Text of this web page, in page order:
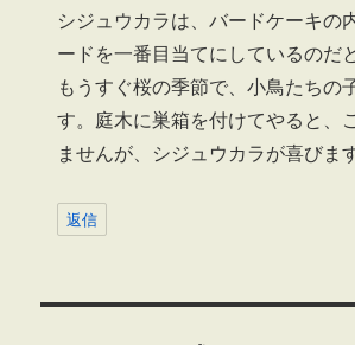
シジュウカラは、バードケーキの
ードを一番目当てにしているのだ
もうすぐ桜の季節で、小鳥たちの
す。庭木に巣箱を付けてやると、
ませんが、シジュウカラが喜びます
返信